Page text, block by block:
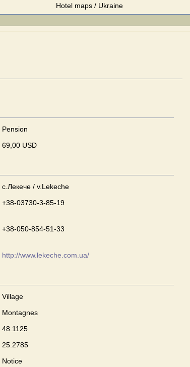
Hotel maps / Ukraine
Pension
69,00 USD
с.Лекече / v.Lekeche
+38-03730-3-85-19
+38-050-854-51-33
http://www.lekeche.com.ua/
Village
Montagnes
48.1125
25.2785
Notice